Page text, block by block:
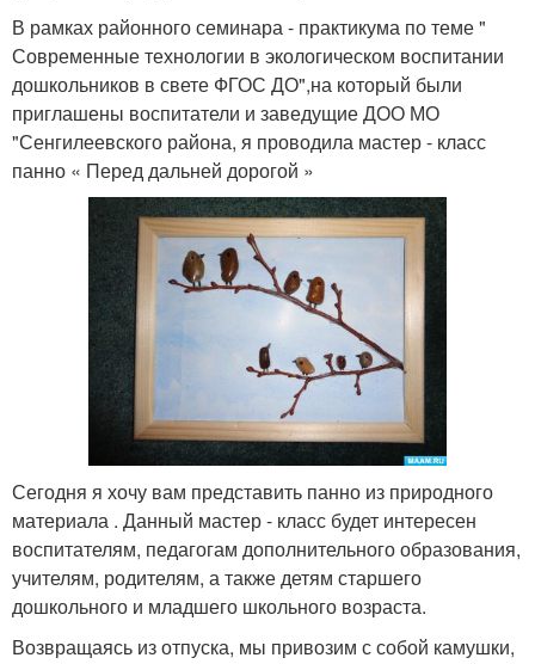
В рамках районного семинара - практикума по теме "
Современные технологии в экологическом воспитании
дошкольников в свете ФГОС ДО",на который были
приглашены воспитатели и заведущие ДОО МО
"Сенгилеевского района, я проводила мастер - класс
панно « Перед дальней дорогой »
Сегодня я хочу вам представить панно из природного
материала . Данный мастер - класс будет интересен
воспитателям, педагогам дополнительного образования,
учителям, родителям, а также детям старшего
дошкольного и младшего школьного возраста.
Возвращаясь из отпуска, мы привозим с собой камушки,